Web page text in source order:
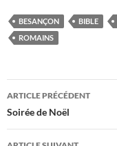
BESANÇON BIBLE
ROMAINS
Navigation
des
ARTICLE PRÉCÉDENT
Soirée de Noël